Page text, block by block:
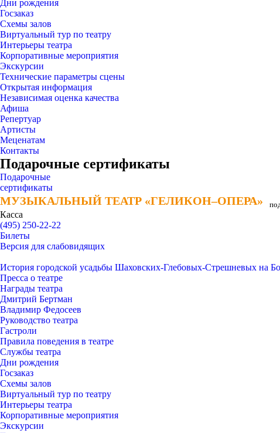
Дни рождения
Госзаказ
Схемы залов
Виртуальный тур по театру
Интерьеры театра
Корпоративные мероприятия
Экскурсии
Технические параметры сцены
Открытая информация
Независимая оценка качества
Афиша
Репертуар
Артисты
Меценатам
Контакты
Подарочные сертификаты
Подарочные
сертификаты
МУЗЫКАЛЬНЫЙ ТЕАТР «ГЕЛИКОН–ОПЕРА»
МУЗЫКАЛЬНЫЙ ТЕАТР «ГЕЛИКОН–ОПЕРА»
Касса
(495) 250-22-22
Билеты
Версия для слабовидящих
История городской усадьбы Шаховских-Глебовых-Стрешневых на
Пресса о театре
Награды театра
Дмитрий Бертман
Владимир Федосеев
Руководство театра
Гастроли
Правила поведения в театре
Службы театра
Дни рождения
Госзаказ
Схемы залов
Виртуальный тур по театру
Интерьеры театра
Корпоративные мероприятия
Экскурсии